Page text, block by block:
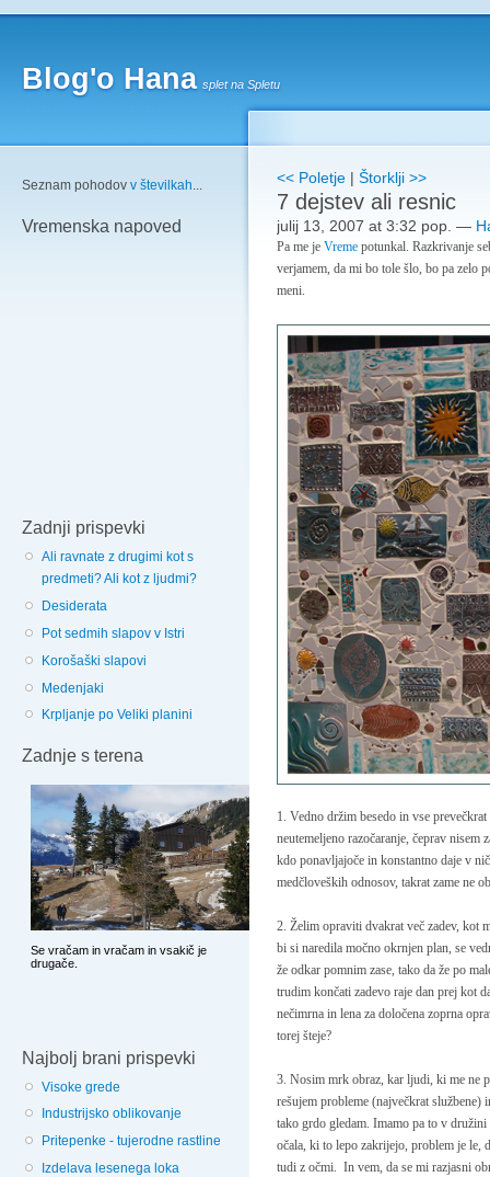
Blog'o Hana splet na Spletu
Seznam pohodov v številkah...
Vremenska napoved
Zadnji prispevki
Ali ravnate z drugimi kot s
predmeti? Ali kot z ljudmi?
Desiderata
Pot sedmih slapov v Istri
Korošaški slapovi
Medenjaki
Krpljanje po Veliki planini
Zadnje s terena
Najbolj brani prispevki
Visoke grede
Industrijsko oblikovanje
Pritepenke - tujerodne rastline
Izdelava lesenega loka
<< Poletje | Štorklji >>
7 dejstev ali resnic
julij 13, 2007 at 3:32 pop. —
Pa me je Vreme potunkal. Razkrivanje
verjamem, da mi bo tole šlo, bo pa zelo
meni.
1. Vedno držim besedo in vse
neutemeljeno razočaranje, čeprav nisem
kdo ponavljajoče in konstantno daje v
medčloveških odnosov, takrat zame ne
2. Želim opraviti dvakrat več zadev, kot
bi si naredila močno okrnjen plan, se
že odkar pomnim zase, tako da že po
trudim končati zadevo raje dan prej kot
nečimrna in lena za določena zoprna
torej šteje?
3. Nosim mrk obraz, kar ljudi, ki me ne
rešujem probleme (največkrat službene)
tako grdo gledam. Imamo pa to v
očala, ki to lepo zakrijejo, problem je le,
tudi z očmi. In vem, da se mi razjasni